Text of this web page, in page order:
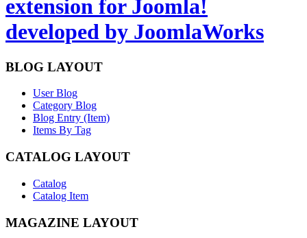
extension for Joomla!
developed by JoomlaWorks
BLOG LAYOUT
User Blog
Category Blog
Blog Entry (Item)
Items By Tag
CATALOG LAYOUT
Catalog
Catalog Item
MAGAZINE LAYOUT